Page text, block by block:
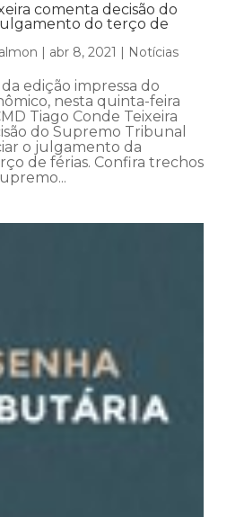
comenta decisão do
do terço de
| abr 8, 2021 | Notícias
edição impressa do
nesta quinta-feira
Tiago Conde Teixeira
do Supremo Tribunal
o julgamento da
de férias. Confira trechos